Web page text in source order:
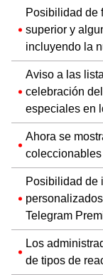
Posibilidad de
superior y
incluyendo la
Aviso a las
celebración
especiales en
Ahora se
Posibilidad de
Telegram
Los
de tipos de